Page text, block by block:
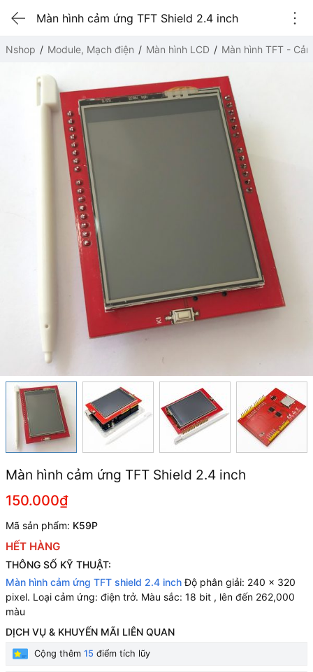
Màn hình cảm ứng TFT Shield 2.4 inch
Nshop Module, Mạch điện Màn hình LCD Màn hình TFT -
Màn hình cảm ứng TFT Shield 2.4 inch
150.000₫
Mã sản phẩm: K59P
HẾT HÀNG
THÔNG SỐ KỸ THUẬT:
Màn hình cảm ứng TFT shield 2.4 inchĐộ phân giải: 240 x 320
pixel. Loại cảm ứng: điện trở. Màu sắc: 18 bit , lên đến 262,000
màu
DỊCH VỤ & KHUYẾN MÃI LIÊN QUAN
Cộng thêm 15 điểm tích lũy